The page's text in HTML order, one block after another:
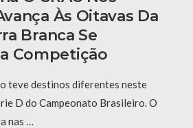
Às Oitavas Da
Branca Se
Competição
teve destinos diferentes neste
D do Campeonato Brasileiro. O
nas …